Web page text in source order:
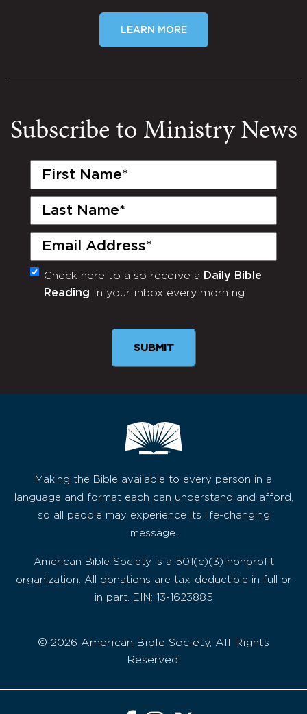
LEARN MORE
Subscribe to Ministry News
First
Last
Email
(Required)
Monthly
Newsletter
Check here to also receive a Daily Bible
Reading in your inbox every morning.
SUBMIT
Making the Bible available to every person in a
language and format each can understand and afford,
so all people may experience its life-changing
message.
American Bible Society is a 501(c)(3) nonprofit
organization. All donations are tax-deductible in full or
in part. EIN: 13-1623885
© 2026 American Bible Society, All Rights
Reserved.